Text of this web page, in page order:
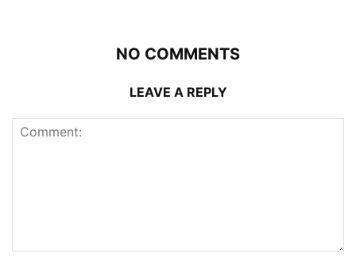
NO COMMENTS
LEAVE A REPLY